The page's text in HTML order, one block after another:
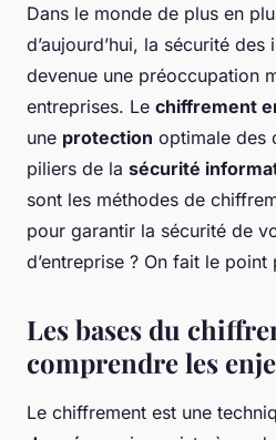
Dans le monde de plus en
d’aujourd’hui, la sécurité
devenue une préoccupation
entreprises. Le chiffrement
une protection optimale des
piliers de la sécurité
sont les méthodes de
pour garantir la sécurité de
d’entreprise ? On fait le point
Les bases du
comprendre les
Le chiffrement est une